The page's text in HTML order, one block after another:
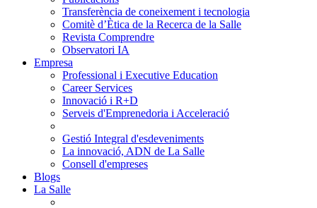
Transferència de coneixement i tecnologia
Comitè d’Ètica de la Recerca de la Salle
Revista Comprendre
Observatori IA
Empresa
Professional i Executive Education
Career Services
Innovació i R+D
Serveis d'Emprenedoria i Acceleració
Gestió Integral d'esdeveniments
La innovació, ADN de La Salle
Consell d'empreses
Blogs
La Salle